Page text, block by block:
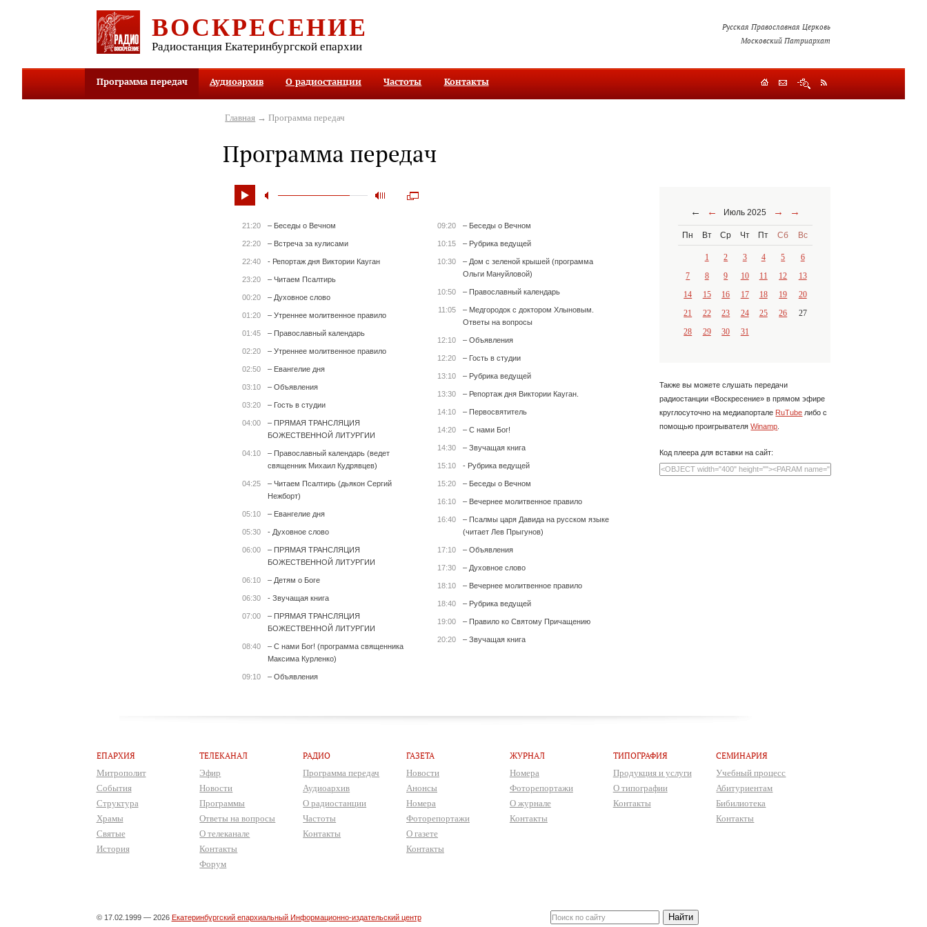
ВОСКРЕСЕНИЕ
Радиостанция Екатеринбургской епархии
Русская Православная Церковь
Московский Патриархат
Программа передач Аудиоархив О радиостанции Частоты Контакты
Главная → Программа передач
Программа передач
21:20 – Беседы о Вечном
22:20 – Встреча за кулисами
22:40 - Репортаж дня Виктории Кауган
23:20 – Читаем Псалтирь
00:20 – Духовное слово
01:20 – Утреннее молитвенное правило
01:45 – Православный календарь
02:20 – Утреннее молитвенное правило
02:50 – Евангелие дня
03:10 – Объявления
03:20 – Гость в студии
04:00
– ПРЯМАЯ ТРАНСЛЯЦИЯ
БОЖЕСТВЕННОЙ ЛИТУРГИИ
04:10
– Православный календарь (ведет
священник Михаил Кудрявцев)
04:25
– Читаем Псалтирь (дьякон Сергий
Нежборт)
05:10 – Евангелие дня
05:30 - Духовное слово
06:00
– ПРЯМАЯ ТРАНСЛЯЦИЯ
БОЖЕСТВЕННОЙ ЛИТУРГИИ
06:10 – Детям о Боге
06:30 - Звучащая книга
07:00
– ПРЯМАЯ ТРАНСЛЯЦИЯ
БОЖЕСТВЕННОЙ ЛИТУРГИИ
08:40
– С нами Бог! (программа священника
Максима Курленко)
09:10 – Объявления
09:20 – Беседы о Вечном
10:15 – Рубрика ведущей
10:30
– Дом с зеленой крышей (программа
Ольги Мануйловой)
10:50 – Православный календарь
11:05
– Медгородок с доктором Хлыновым.
Ответы на вопросы
12:10 – Объявления
12:20 – Гость в студии
13:10 – Рубрика ведущей
13:30 – Репортаж дня Виктории Кауган.
14:10 – Первосвятитель
14:20 – С нами Бог!
14:30 – Звучащая книга
15:10 - Рубрика ведущей
15:20 – Беседы о Вечном
16:10 – Вечернее молитвенное правило
16:40
– Псалмы царя Давида на русском языке
(читает Лев Прыгунов)
17:10 – Объявления
17:30 – Духовное слово
18:10 – Вечернее молитвенное правило
18:40 – Рубрика ведущей
19:00 – Правило ко Святому Причащению
20:20 – Звучащая книга
← ← Июль 2025 → →
Пн Вт Ср Чт Пт Сб Вс
1 2 3 4 5
6
7
8 9 10 11 12
13
14
15 16 17 18 19
20
21
22 23 24 25 26
27
28
29 30 31
Также вы можете слушать передачи
радиостанции «Воскресение» в прямом эфире
круглосуточно на медиапортале RuTube либо с
помощью проигрывателяWinamp.
Код плеера для вставки на сайт:
ЕПАРХИЯ
Митрополит
События
Структура
Храмы
Святые
История
ТЕЛЕКАНАЛ
Эфир
Новости
Программы
Ответы на вопросы
О телеканале
Контакты
Форум
РАДИО
Программа передач
Аудиоархив
О радиостанции
Частоты
Контакты
ГАЗЕТА
Новости
Анонсы
Номера
Фоторепортажи
О газете
Контакты
ЖУРНАЛ
Номера
Фоторепортажи
О журнале
Контакты
ТИПОГРАФИЯ
Продукция и услуги
О типографии
Контакты
СЕМИНАРИЯ
Учебный процесс
Абитуриентам
Бибилиотека
Контакты
© 17.02.1999 — 2026 Екатеринбургский епархиальный Информационно-издательский центр Найти